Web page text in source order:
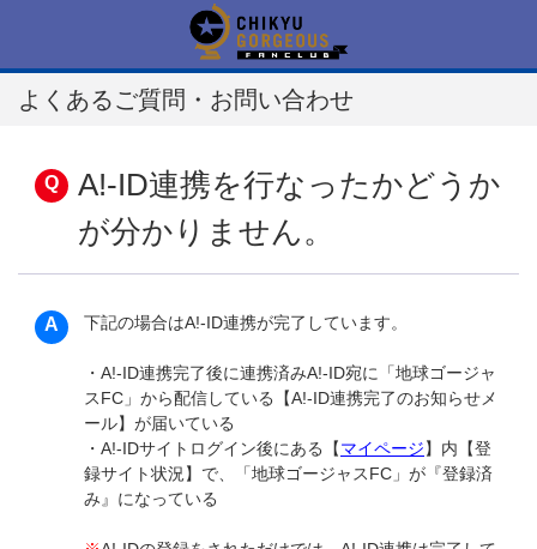
よくあるご質問・お問い合わせ
A!-ID連携を行なったかどうか
が分かりません。
下記の場合はA!-ID連携が完了しています。
・A!-ID連携完了後に連携済みA!-ID宛に「地球ゴージャ
スFC」から配信している【A!-ID連携完了のお知らせメ
ール】が届いている
・A!-IDサイトログイン後にある【マイページ】内【登
録サイト状況】で、「地球ゴージャスFC」が『登録済
み』になっている